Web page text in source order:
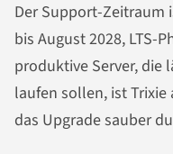
Der Support-
bis August 2028, LTS-
produktive Server, die
laufen sollen, ist Trixie
das Upgrade sauber